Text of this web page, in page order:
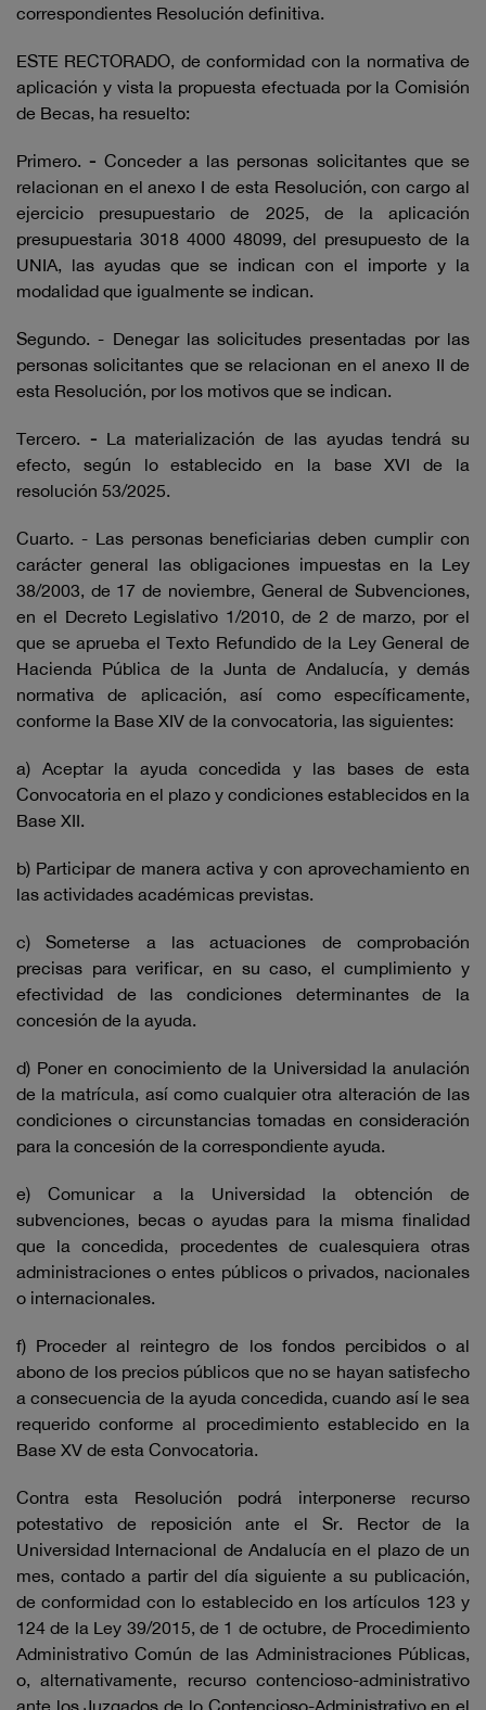
correspondientes Resolución definitiva.
ESTE RECTORADO, de conformidad con la normativa de
aplicación y vista la propuesta efectuada por la Comisión
de Becas, ha resuelto:
Primero.- Conceder a las personas solicitantes que se
relacionan en el anexo I de esta Resolución, con cargo al
ejercicio presupuestario de 2025, de la aplicación
presupuestaria 3018 4000 48099, del presupuesto de la
UNIA, las ayudas que se indican con el importe y la
modalidad que igualmente se indican.
Segundo. - Denegar las solicitudes presentadas por las
personas solicitantes que se relacionan en el anexo II de
esta Resolución, por los motivos que se indican.
Tercero. -La materialización de las ayudas tendrá su
efecto, según lo establecido en la base XVI de la
resolución 53/2025.
Cuarto. - Las personas beneficiarias deben cumplir con
carácter general las obligaciones impuestas en la Ley
38/2003, de 17 de noviembre, General de Subvenciones,
en el Decreto Legislativo 1/2010, de 2 de marzo, por el
que se aprueba el Texto Refundido de la Ley General de
Hacienda Pública de la Junta de Andalucía, y demás
normativa de aplicación, así como específicamente,
conforme la Base XIV de la convocatoria, las siguientes:
a) Aceptar la ayuda concedida y las bases de esta
Convocatoria en el plazo y condiciones establecidos en la
Base XII.
b) Participar de manera activa y con aprovechamiento en
las actividades académicas previstas.
c) Someterse a las actuaciones de comprobación
precisas para verificar, en su caso, el cumplimiento y
efectividad de las condiciones determinantes de la
concesión de la ayuda.
d) Poner en conocimiento de la Universidad la anulación
de la matrícula, así como cualquier otra alteración de las
condiciones o circunstancias tomadas en consideración
para la concesión de la correspondiente ayuda.
e) Comunicar a la Universidad la obtención de
subvenciones, becas o ayudas para la misma finalidad
que la concedida, procedentes de cualesquiera otras
administraciones o entes públicos o privados, nacionales
o internacionales.
f) Proceder al reintegro de los fondos percibidos o al
abono de los precios públicos que no se hayan satisfecho
a consecuencia de la ayuda concedida, cuando así le sea
requerido conforme al procedimiento establecido en la
Base XV de esta Convocatoria.
Contra esta Resolución podrá interponerse recurso
potestativo de reposición ante el Sr. Rector de la
Universidad Internacional de Andalucía en el plazo de un
mes, contado a partir del día siguiente a su publicación,
de conformidad con lo establecido en los artículos 123 y
124 de la Ley 39/2015, de 1 de octubre, de Procedimiento
Administrativo Común de las Administraciones Públicas,
o, alternativamente, recurso contencioso-administrativo
ante los Juzgados de lo Contencioso-Administrativo en el